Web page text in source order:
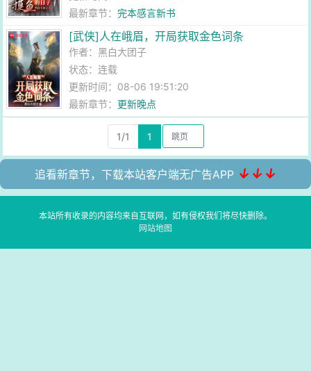
最新章节：完本感言新书
[武侠]人在峨眉，开局获取金色词条
作者： 黑白大团子
状态：连载
更新时间：08-06 19:51:20
最新章节： 更新晚点
1/1 1
追看新章节，下载本站客户端无广告APP ↓↓↓
本站所有收录的内容均来自互联网，如有侵权我们将尽快删除。
网站地图